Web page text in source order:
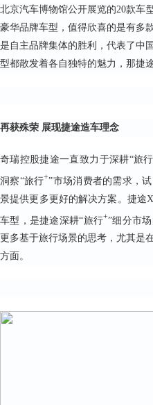
北京汽车博物馆公开展览的20款车
豪华品牌车型，值得欣喜的是有多
是自主品牌集体的胜利，代表了中
型都散发着各自独特的魅力，那捷
再获殊荣 展现捷途造车理念
奇瑞控股捷途一直致力于深耕“旅
洞察“旅行+”市场消费者的需求，
景提供更多更好的解决方案。捷途
车型，是捷途深耕“旅行+”细分市
更多基于旅行场景的思考，尤其是
方面。